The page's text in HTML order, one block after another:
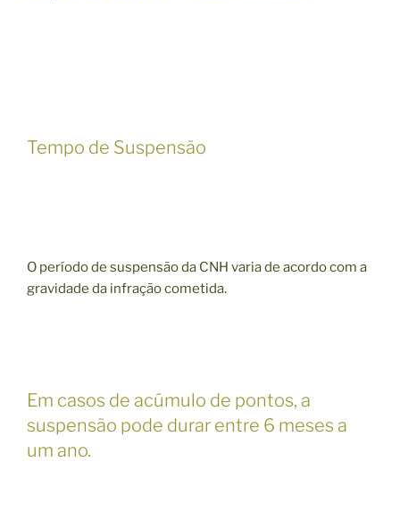
Tempo de Suspensão
O período de suspensão da CNH varia de acordo com a
gravidade da infração cometida.
Em casos de acúmulo de pontos, a
suspensão pode durar entre 6 meses a
um ano.